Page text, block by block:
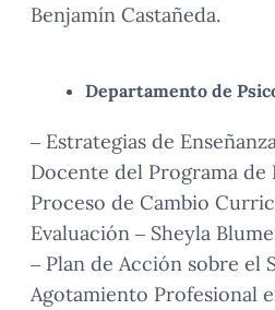
Benjamín Castañeda.
Departamento de
– Estrategias de
Docente del Programa de
Proceso de Cambio
Evaluación – Sheyla
– Plan de Acción sobre el
Agotamiento Profesional